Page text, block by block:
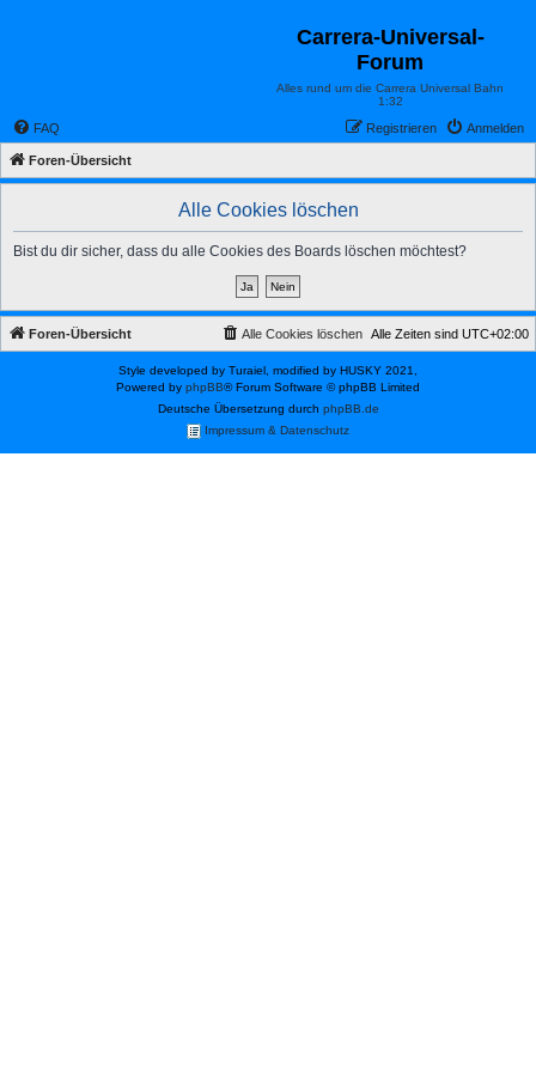
Carrera-Universal-
Forum
Alles rund um die Carrera Universal Bahn
1:32
FAQ Anmelden
Registrieren
Foren-Übersicht
Alle Cookies löschen
Bist du dir sicher, dass du alle Cookies des Boards löschen möchtest?
Foren-Übersicht Alle Zeiten sind UTC+02:00
Alle Cookies löschen
Style developed by Turaiel, modified by HUSKY 2021,
Powered by phpBB® Forum Software © phpBB Limited
Deutsche Übersetzung durch phpBB.de
Impressum & Datenschutz